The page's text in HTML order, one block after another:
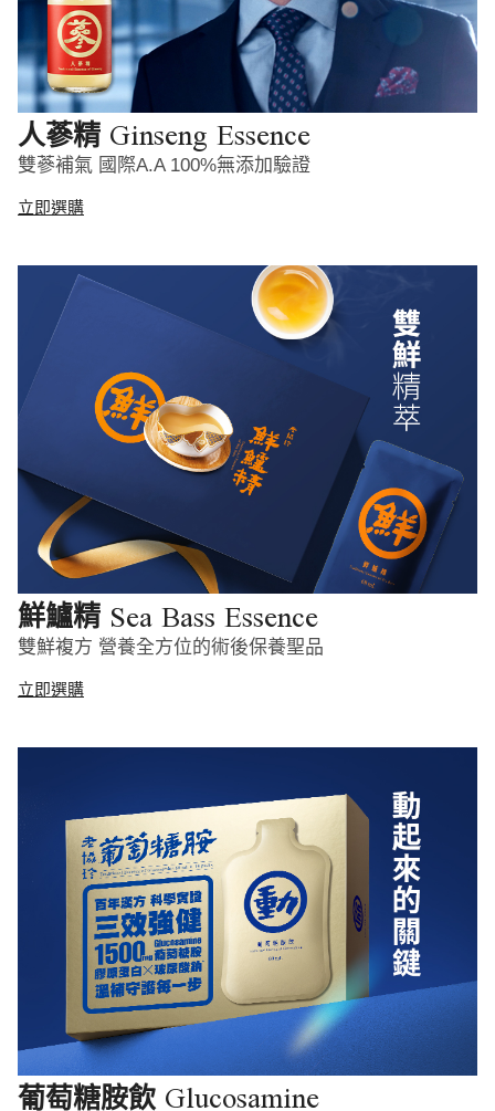
人蔘精 Ginseng Essence
雙蔘補氣 國際A.A 100%無添加驗證
立即選購
鮮鱸精 Sea Bass Essence
雙鮮複方 營養全方位的術後保養聖品
立即選購
葡萄糖胺飲